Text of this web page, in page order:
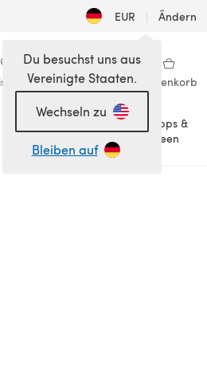
EUR | Ändern
Meine Bibliothek Warenkorb
Anlässe
Tipps &
Ideen
Du besuchst uns aus
Vereinigte Staaten.
Wechseln zu
Bleiben auf